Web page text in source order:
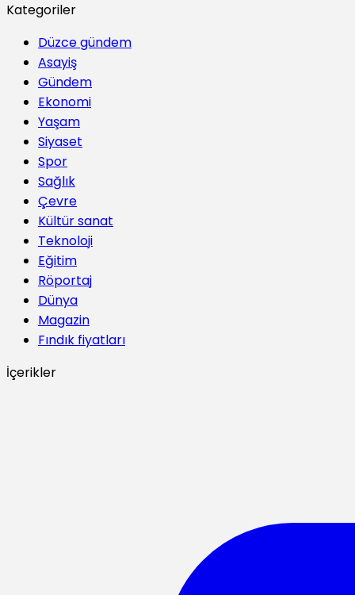
Kategoriler
Düzce gündem
Asayiş
Gündem
Ekonomi
Yaşam
Siyaset
Spor
Sağlık
Çevre
Kültür sanat
Teknoloji
Eğitim
Röportaj
Dünya
Magazin
Fındık fiyatları
İçerikler